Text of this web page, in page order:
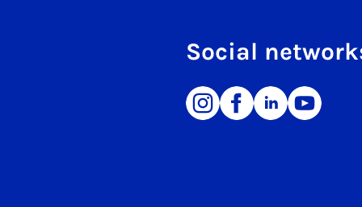
Social